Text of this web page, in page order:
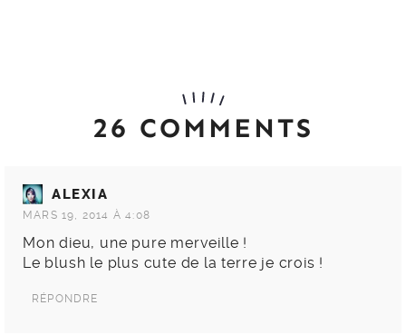
26 COMMENTS
ALEXIA
MARS 19, 2014 À 4:08
Mon dieu, une pure merveille !
Le blush le plus cute de la terre je crois !
RÉPONDRE